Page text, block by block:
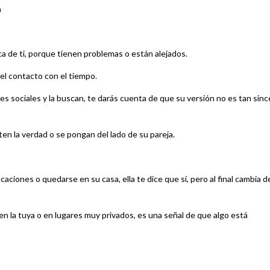
de ti, porque tienen problemas o están alejados.
contacto con el tiempo.
sociales y la buscan, te darás cuenta de que su versión no es tan
la verdad o se pongan del lado de su pareja.
o quedarse en su casa, ella te dice que sí, pero al final cambia
la tuya o en lugares muy privados, es una señal de que algo está